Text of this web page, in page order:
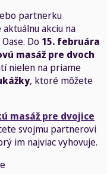
partnerku
akciu na
Do 15. februára
masáž pre dvoch
nielen na priame
, ktoré môžete
masáž pre dvojice
svojmu partnerovi
im najviac vyhovuje.